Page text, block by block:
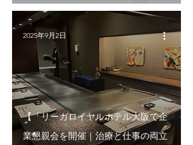
【「リーガロイヤルホテル大阪で企
業懇親会を開催｜治療と仕事の両立
2025年9月2日